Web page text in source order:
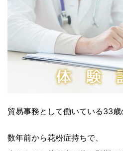
貿易事務として働いている33歳
数年前から花粉症持ちで、